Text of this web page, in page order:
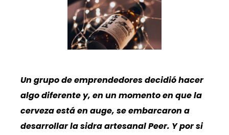
Un grupo de emprendedores decidió hacer
algo diferente y, en un momento en que la
cerveza está en auge, se embarcaron a
desarrollar la sidra artesanal Peer. Y por si